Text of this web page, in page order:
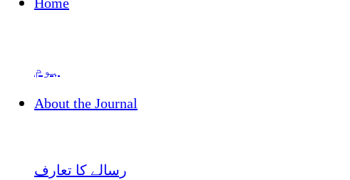
ہوم
About the Journal
رسالے کا تعارف